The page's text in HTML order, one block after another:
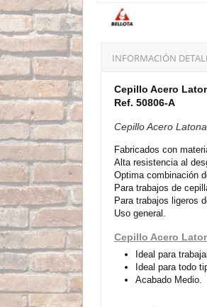
INFORMACIÓN
Cepillo Acero
Ref. 50806-A
Cepillo Acero
Fabricados con
Alta resistencia al
Optima combinación
Para trabajos de
Para trabajos ligeros
Uso general.
Cepillo Acero
Ideal para
Ideal para todo
Acabado Medio.